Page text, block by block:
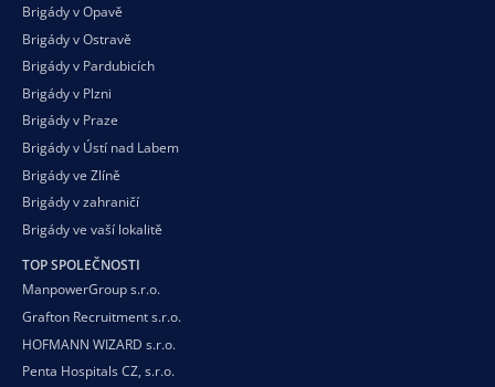
Brigády v Opavě
Brigády v Ostravě
Brigády v Pardubicích
Brigády v Plzni
Brigády v Praze
Brigády v Ústí nad Labem
Brigády ve Zlíně
Brigády v zahraničí
Brigády ve vaší lokalitě
TOP SPOLEČNOSTI
ManpowerGroup s.r.o.
Grafton Recruitment s.r.o.
HOFMANN WIZARD s.r.o.
Penta Hospitals CZ, s.r.o.